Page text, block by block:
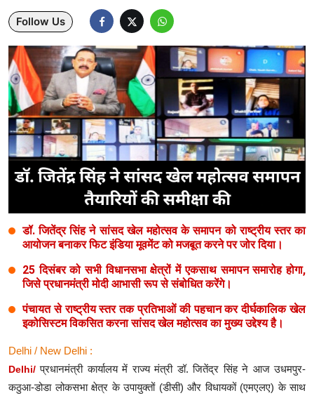
Lifestyle
Health
Development
Career
Literature
Tour & Travel
History Speaks
About Us
Contact Us
Follow Us
डॉ. जितेंद्र सिंह ने सांसद खेल महोत्सव के समापन को राष्ट्रीय स्तर का
आयोजन बनाकर फिट इंडिया मूवमेंट को मजबूत करने पर जोर दिया।
25 दिसंबर को सभी विधानसभा क्षेत्रों में एकसाथ समापन समारोह होगा,
जिसे प्रधानमंत्री मोदी आभासी रूप से संबोधित करेंगे।
पंचायत से राष्ट्रीय स्तर तक प्रतिभाओं की पहचान कर दीर्घकालिक खेल
इकोसिस्टम विकसित करना सांसद खेल महोत्सव का मुख्य उद्देश्य है।
Delhi / New Delhi :
Delhi/ प्रधानमंत्री कार्यालय में राज्य मंत्री डॉ. जितेंद्र सिंह ने आज उधमपुर-
कठुआ-डोडा लोकसभा क्षेत्र के उपायुक्तों (डीसी) और विधायकों (एमएलए) के साथ